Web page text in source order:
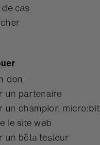
cas
don
un partenaire
un champion micro:bit
le site web
un bêta testeur